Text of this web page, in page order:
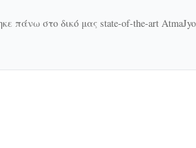
πάνω στο δικό μας state-of-the-art